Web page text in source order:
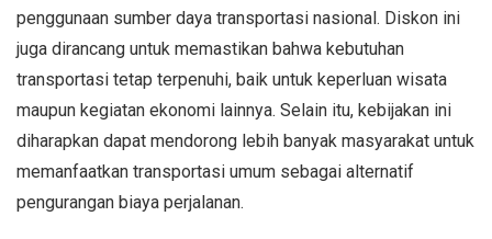
penggunaan sumber daya transportasi nasional. Diskon ini
juga dirancang untuk memastikan bahwa kebutuhan
transportasi tetap terpenuhi, baik untuk keperluan wisata
maupun kegiatan ekonomi lainnya. Selain itu, kebijakan ini
diharapkan dapat mendorong lebih banyak masyarakat untuk
memanfaatkan transportasi umum sebagai alternatif
pengurangan biaya perjalanan.